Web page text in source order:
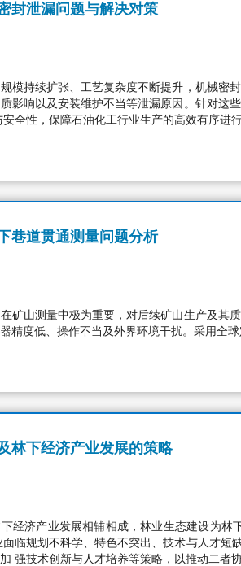
封泄漏问题与解决对策
模持续扩张、工艺复杂度不断提升，机械密
影响以及安装维护不当等泄漏原因。针对这
全性，保障石油化工行业生产的高效有序进
巷道贯通测量问题分析
矿山测量中极为重要，对后续矿山生产及其
精度低、操作不当及外界环境干扰。采用全
林下经济产业发展的策略
经济产业发展相辅相成，林业生态建设为
临规划不科学、特色不突出、技术与人才
强技术创新与人才培养等策略，以推动二者